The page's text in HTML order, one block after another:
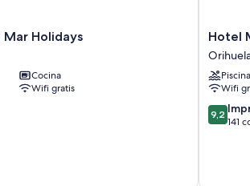
Mar Holidays
Cocina
Wifi gratis
Hotel
Orihuela
Costa
Hotel
Piscina
Wifi
9.2
sobre
9,2
141